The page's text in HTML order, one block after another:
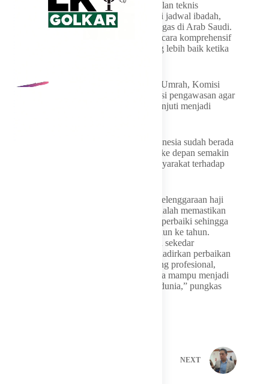
“Delay penerbangan bukan sekadar persoalan teknis
maskapai. Dampaknya dapat memengaruhi jadwal ibadah,
kondisi fisik jemaah, bahkan kesiapan petugas di Arab Saudi.
Karena itu, evaluasinya harus dilakukan secara komprehensif
agar ke depan terdapat sistem mitigasi yang lebih baik ketika
Sebagai mitra kerja Kementerian Haji dan Umrah, Komisi
VIII DPR RI akan terus menjalankan fungsi pengawasan agar
setiap hasil evaluasi benar-benar ditindaklanjuti menjadi
Singgih menilai penyelenggaraan haji Indonesia sudah berada
pada jalur yang positif. Namun, tantangan ke depan semakin
besar seiring meningkatnya ekspektasi masyarakat terhadap
“Kita tidak cukup hanya mengatakan penyelenggaraan haji
berjalan sukses. Yang jauh lebih penting adalah memastikan
setiap kekurangan sekecil apa pun dapat diperbaiki sehingga
kualitas pelayanan terus meningkat dari tahun ke tahun.
Evaluasi penyelenggaraan haji 2026 bukan sekedar
identifikasi masalah, tapi juga harus menghadirkan perbaikan
sistem berupa tata kelola haji Indonesia yang profesional,
adaptif, berorientasi pada keselamatan, serta mampu menjadi
salah satu model pelayanan haji terbaik di dunia,” pungkas
NEXT